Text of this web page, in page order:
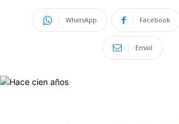
WhatsApp Facebook
Email